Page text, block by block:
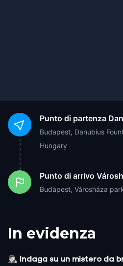
Punto di partenza
Budapest, Danubius
Hungary
Punto di arrivo
Budapest, Városháza
In evidenza
🕵🏻‍♂️ Indaga su un mistero da